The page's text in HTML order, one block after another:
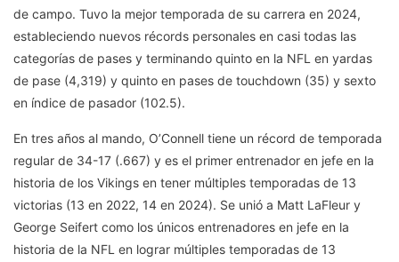
de campo. Tuvo la mejor temporada de su carrera en 2024,
estableciendo nuevos récords personales en casi todas las
categorías de pases y terminando quinto en la NFL en yardas
de pase (4,319) y quinto en pases de touchdown (35) y sexto
en índice de pasador (102.5).
En tres años al mando, O’Connell tiene un récord de temporada
regular de 34-17 (.667) y es el primer entrenador en jefe en la
historia de los Vikings en tener múltiples temporadas de 13
victorias (13 en 2022, 14 en 2024). Se unió a Matt LaFleur y
George Seifert como los únicos entrenadores en jefe en la
historia de la NFL en lograr múltiples temporadas de 13